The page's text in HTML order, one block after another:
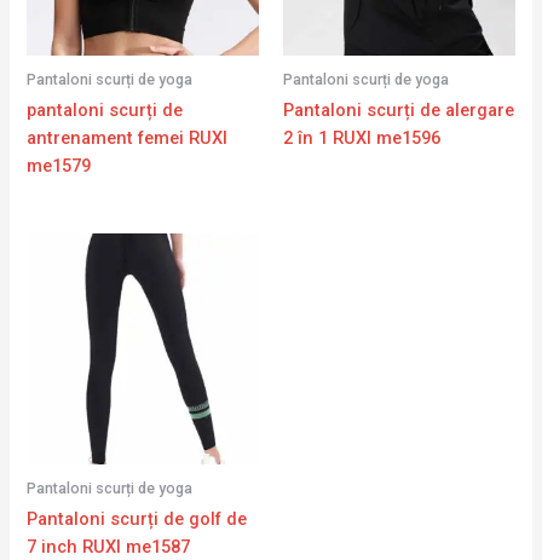
Pantaloni scurți de yoga
pantaloni scurți de
antrenament femei RUXI
me1579
Pantaloni scurți de yoga
Pantaloni scurți de alergare
2 în 1 RUXI me1596
Pantaloni scurți de yoga
Pantaloni scurți de golf de
7 inch RUXI me1587